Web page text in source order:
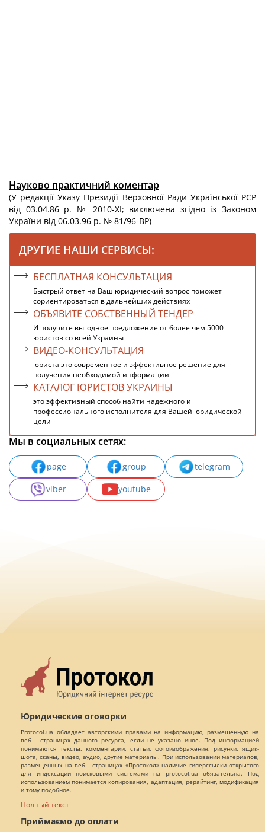
Науково практичний коментар
(У редакції Указу Президії Верховної Ради Української PCP
від 03.04.86 p. № 2010-ХІ; виключена згідно із Законом
України від 06.03.96 р. № 81/96-ВР)
ДРУГИЕ НАШИ СЕРВИСЫ:
БЕСПЛАТНАЯ КОНСУЛЬТАЦИЯ
Быстрый ответ на Ваш юридический вопрос поможет
сориентироваться в дальнейших действиях
ОБЪЯВИТЕ СОБСТВЕННЫЙ ТЕНДЕР
И получите выгодное предложение от более чем 5000
юристов со всей Украины
ВИДЕО-КОНСУЛЬТАЦИЯ
юриста это современное и эффективное решение для
получения необходимой информации
КАТАЛОГ ЮРИСТОВ УКРАИНЫ
это эффективный способ найти надежного и
профессионального исполнителя для Вашей юридической
цели
Мы в социальных сетях:
page group
telegram
viber
youtube
Юридические оговорки
Protocol.ua обладает авторскими правами на информацию, размещенную на
веб - страницах данного ресурса, если не указано иное. Под информацией
понимаются тексты, комментарии, статьи, фотоизображения, рисунки, ящик-
шота, сканы, видео, аудио, другие материалы. При использовании материалов,
размещенных на веб - страницах «Протокол» наличие гиперссылки открытого
для индексации поисковыми системами на protocol.ua обязательна. Под
использованием понимается копирования, адаптация, рерайтинг, модификация
и тому подобное.
Полный текст
Приймаємо до оплати